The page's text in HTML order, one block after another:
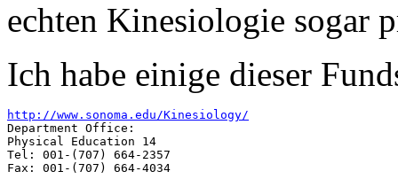
echten Kinesiologie sogar
Ich habe einige dieser
http://www.sonoma.edu/Kinesiology/
Department Office:
Physical Education 14
Tel: 001-(707) 664-2357
Fax: 001-(707) 664-4034